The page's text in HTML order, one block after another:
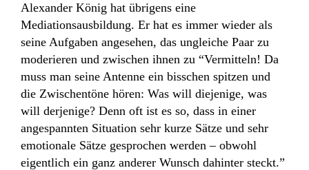
Alexander König hat übrigens eine
Mediationsausbildung. Er hat es immer wieder als
seine Aufgaben angesehen, das ungleiche Paar zu
moderieren und zwischen ihnen zu “Vermitteln! Da
muss man seine Antenne ein bisschen spitzen und
die Zwischentöne hören: Was will diejenige, was
will derjenige? Denn oft ist es so, dass in einer
angespannten Situation sehr kurze Sätze und sehr
emotionale Sätze gesprochen werden – obwohl
eigentlich ein ganz anderer Wunsch dahinter steckt.”